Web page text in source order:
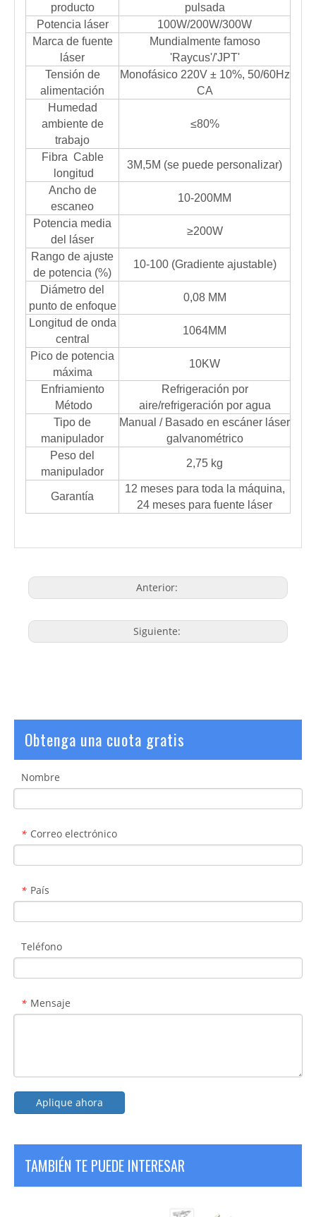
producto
pulsada
Potencia láser
100W/200W/300W
Marca de fuente
láser
Mundialmente famoso
'Raycus'/'JPT'
Tensión de
alimentación
Monofásico 220V ± 10%, 50/60Hz
CA
Humedad
ambiente de
trabajo
≤80%
Fibra Cable
longitud
3M,5M (se puede personalizar)
Ancho de
escaneo
10-200MM
Potencia media
del láser
≥200W
Rango de ajuste
de potencia (%)
10-100 (Gradiente ajustable)
Diámetro del
punto de enfoque
0,08 MM
Longitud de onda
central
1064MM
Pico de potencia
máxima
10KW
Enfriamiento
Método
Refrigeración por
aire/refrigeración por agua
Tipo de
manipulador
Manual / Basado en escáner láser
galvanométrico
Peso del
manipulador
2,75 kg
Garantía
12 meses para toda la máquina,
24 meses para fuente láser
Anterior:
Siguiente:
Obtenga una cuota gratis
Nombre
* Correo electrónico
* País
Teléfono
* Mensaje
Aplique ahora
TAMBIÉN TE PUEDE INTERESAR